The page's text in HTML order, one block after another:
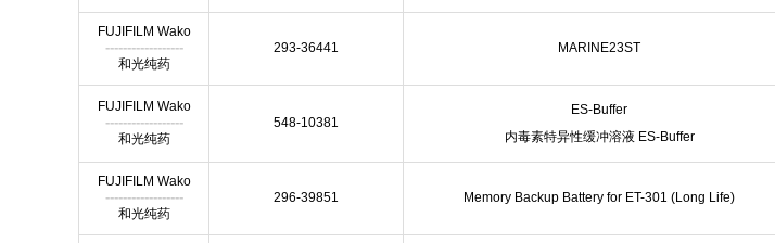
FUJIFILM Wako
------------------
和光纯药
293-36441 MARINE23ST
FUJIFILM Wako
------------------
和光纯药
548-10381
ES-Buffer
内毒素特异性缓冲溶液 ES-Buffer
FUJIFILM Wako
------------------
和光纯药
296-39851 Memory Backup Battery for ET-301 (Long Life)